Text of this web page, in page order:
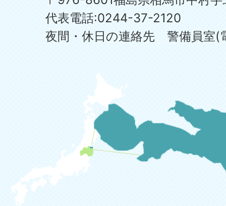
代表電話:0244-37-2120
夜間・休日の連絡先 警備員室